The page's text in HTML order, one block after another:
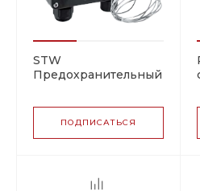
STW
Предохранительный
ПОДПИСАТЬСЯ